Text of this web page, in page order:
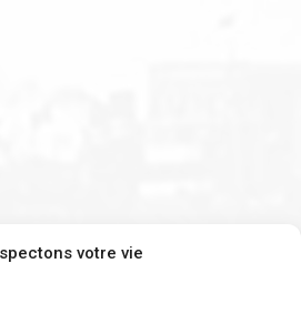
votre vie
à la newsletter